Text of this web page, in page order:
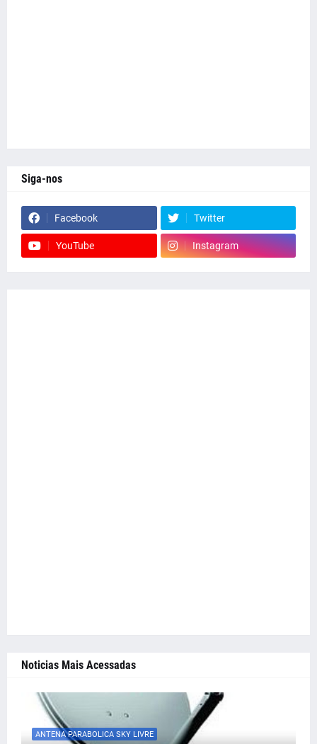
Siga-nos
Facebook Twitter
YouTube Instagram
Noticias Mais Acessadas
ANTENA PARABOLICA SKY LIVRE